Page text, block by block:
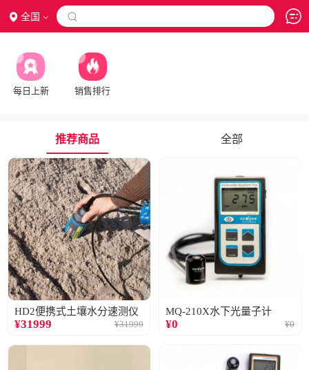
全国 
每日上新 销售排行
推荐商品 全部
HD2便携式土壤水分速测仪
¥31999 ¥31999
MQ-210X水下光量子计
¥0 ¥0